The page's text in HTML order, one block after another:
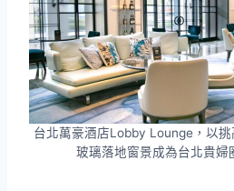
台北萬豪酒店Lobby Lounge，以
玻璃落地窗景成為台北貴婦